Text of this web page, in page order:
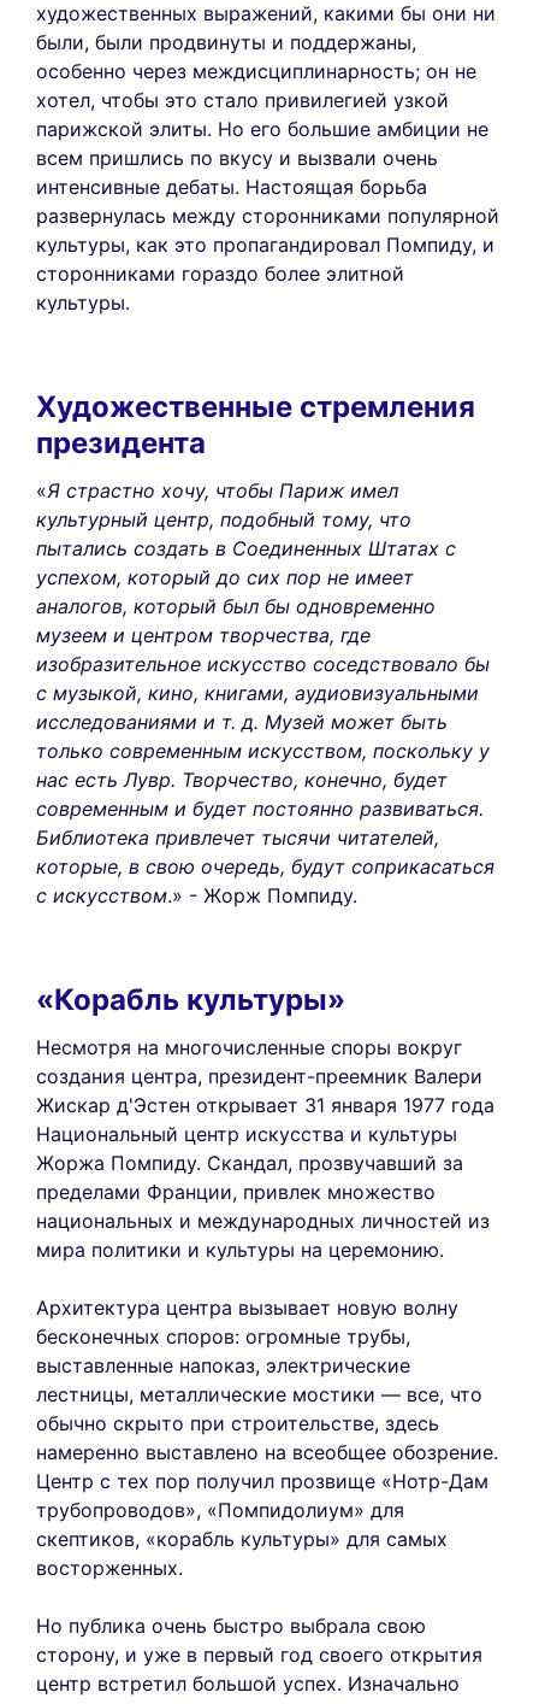
художественных выражений, какими бы они ни
были, были продвинуты и поддержаны,
особенно через междисциплинарность; он не
хотел, чтобы это стало привилегией узкой
парижской элиты. Но его большие амбиции не
всем пришлись по вкусу и вызвали очень
интенсивные дебаты. Настоящая борьба
развернулась между сторонниками популярной
культуры, как это пропагандировал Помпиду, и
сторонниками гораздо более элитной
культуры.
Художественные стремления
президента
«Я страстно хочу, чтобы Париж имел
культурный центр, подобный тому, что
пытались создать в Соединенных Штатах с
успехом, который до сих пор не имеет
аналогов, который был бы одновременно
музеем и центром творчества, где
изобразительное искусство соседствовало бы
с музыкой, кино, книгами, аудиовизуальными
исследованиями и т. д. Музей может быть
только современным искусством, поскольку у
нас есть Лувр. Творчество, конечно, будет
современным и будет постоянно развиваться.
Библиотека привлечет тысячи читателей,
которые, в свою очередь, будут соприкасаться
с искусством.» - Жорж Помпиду.
«Корабль культуры»
Несмотря на многочисленные споры вокруг
создания центра, президент-преемник Валери
Жискар д'Эстен открывает 31 января 1977 года
Национальный центр искусства и культуры
Жоржа Помпиду. Скандал, прозвучавший за
пределами Франции, привлек множество
национальных и международных личностей из
мира политики и культуры на церемонию.
Архитектура центра вызывает новую волну
бесконечных споров: огромные трубы,
выставленные напоказ, электрические
лестницы, металлические мостики — все, что
обычно скрыто при строительстве, здесь
намеренно выставлено на всеобщее обозрение.
Центр с тех пор получил прозвище «Нотр-Дам
трубопроводов», «Помпидолиум» для
скептиков, «корабль культуры» для самых
восторженных.
Но публика очень быстро выбрала свою
сторону, и уже в первый год своего открытия
центр встретил большой успех. Изначально